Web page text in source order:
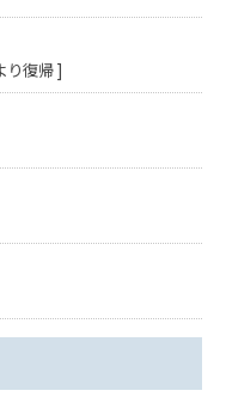
り復帰 ]